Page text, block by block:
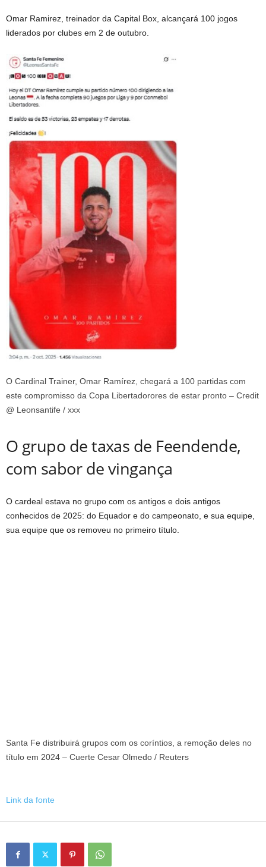
Omar Ramirez, treinador da Capital Box, alcançará 100 jogos
liderados por clubes em 2 de outubro.
O Cardinal Trainer, Omar Ramírez, chegará a 100 partidas com
este compromisso da Copa Libertadorores de estar pronto – Credit
@ Leonsantife / xxx
O grupo de taxas de Feendende,
com sabor de vingança
O cardeal estava no grupo com os antigos e dois antigos
conhecidos de 2025: do Equador e do campeonato, e sua equipe,
sua equipe que os removeu no primeiro título.
Santa Fe distribuirá grupos com os coríntios, a remoção deles no
título em 2024 – Cuerte Cesar Olmedo / Reuters
Link da fonte